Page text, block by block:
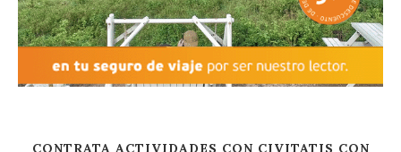
CONTRATA ACTIVIDADES CON CIVITATIS CON